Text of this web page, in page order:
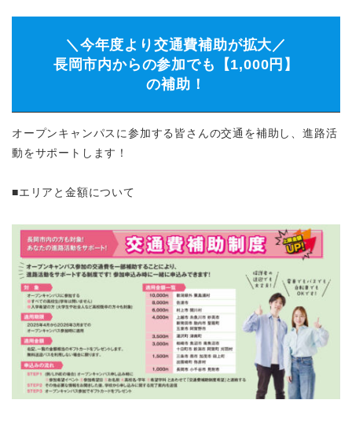
＼今年度より交通費補助が拡大／
長岡市内からの参加でも【1,000円】
の補助！
オープンキャンパスに参加する皆さんの交通を補助し、進路活
動をサポートします！
■エリアと金額について